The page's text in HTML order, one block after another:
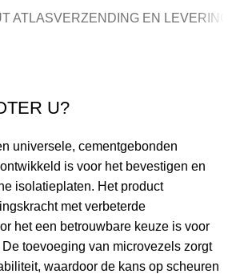
ATLASVERZENDING EN
U?
universele, cementgebonden
is voor het bevestigen en
isolatieplaten. Het product
met verbeterde
het een betrouwbare keuze is voor
toevoeging van microvezels zorgt
waardoor de kans op scheuren